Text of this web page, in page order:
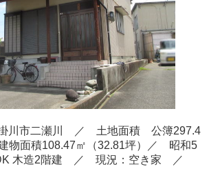
市二瀬川
／ 土地面積 公簿297.4
物面積108.47㎡（32.81坪）／ 昭和5
木造2階建 ／ 現況：空き家 ／